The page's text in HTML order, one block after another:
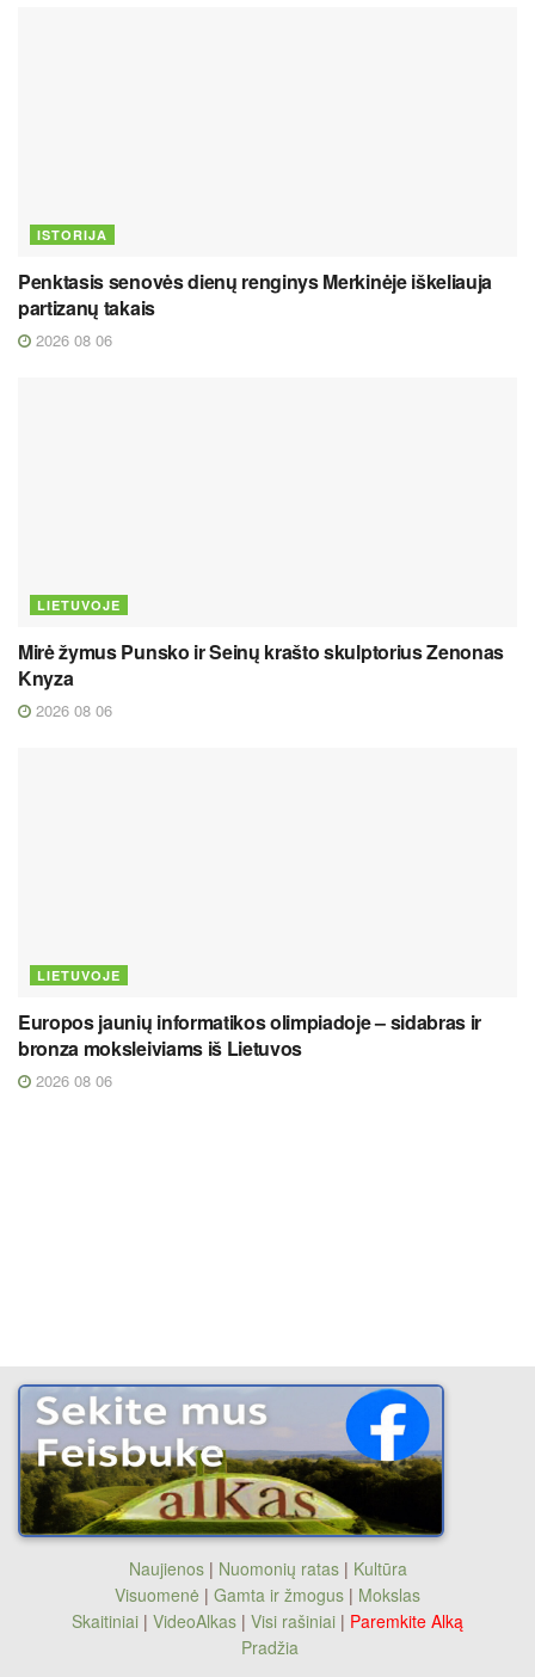
ISTORIJA
Penktasis senovės dienų renginys Merkinėje iškeliauja
partizanų takais
2026 08 06
LIETUVOJE
Mirė žymus Punsko ir Seinų krašto skulptorius Zenonas
Knyza
2026 08 06
LIETUVOJE
Europos jaunių informatikos olimpiadoje – sidabras ir
bronza moksleiviams iš Lietuvos
2026 08 06
Naujienos| Nuomonių ratas| Kultūra
Visuomenė | Gamta ir žmogus | Mokslas
Skaitiniai | VideoAlkas | Visi rašiniai | Paremkite Alką
Pradžia